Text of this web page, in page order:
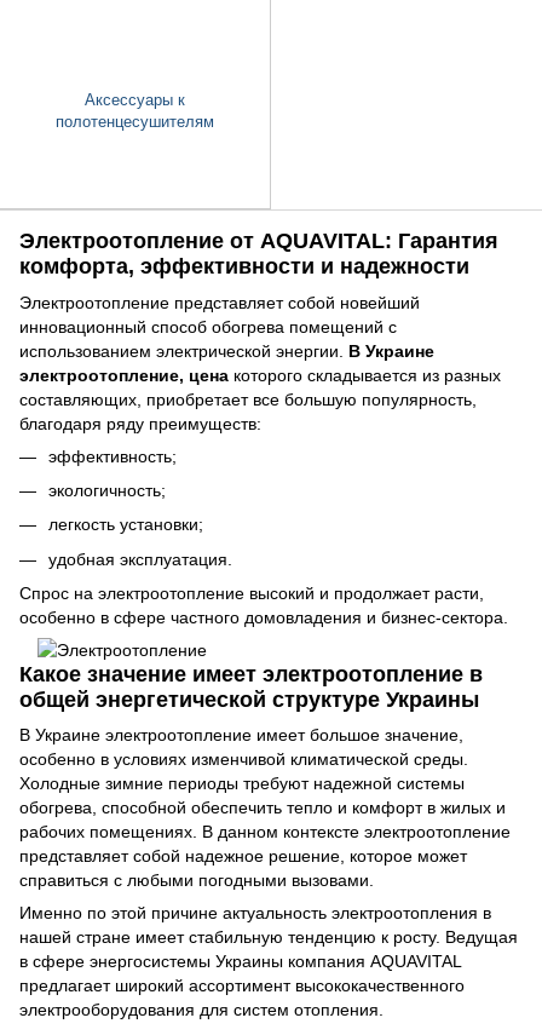
Электроотопление от AQUAVITAL: Гарантия
комфорта, эффективности и надежности
Электроотопление представляет собой новейший
инновационный способ обогрева помещений с
использованием электрической энергии. В Украине
электроотопление, цена которого складывается из разных
составляющих, приобретает все большую популярность,
благодаря ряду преимуществ:
эффективность;
экологичность;
легкость установки;
удобная эксплуатация.
Спрос на электроотопление высокий и продолжает расти,
особенно в сфере частного домовладения и бизнес-сектора.
Какое значение имеет электроотопление в
общей энергетической структуре Украины
В Украине электроотопление имеет большое значение,
особенно в условиях изменчивой климатической среды.
Холодные зимние периоды требуют надежной системы
обогрева, способной обеспечить тепло и комфорт в жилых и
рабочих помещениях. В данном контексте электроотопление
представляет собой надежное решение, которое может
справиться с любыми погодными вызовами.
Именно по этой причине актуальность электроотопления в
нашей стране имеет стабильную тенденцию к росту. Ведущая
в сфере энергосистемы Украины компания AQUAVITAL
предлагает широкий ассортимент высококачественного
электрооборудования для систем отопления.
Аксессуары к
полотенцесушителям